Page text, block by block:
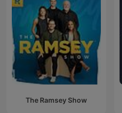
The Ramsey Show